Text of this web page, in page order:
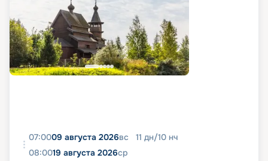
07:0009 августа 2026вс 11 дн/10 нч
08:0019 августа 2026ср